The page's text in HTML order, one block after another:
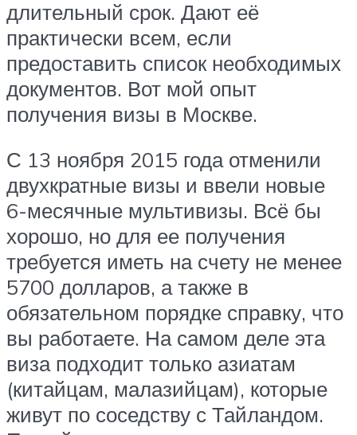
длительный срок. Дают её
практически всем, если
предоставить список необходимых
документов. Вот мой опыт
получения визы в Москве.
С 13 ноября 2015 года отменили
двухкратные визы и ввели новые
6-месячные мультивизы. Всё бы
хорошо, но для ее получения
требуется иметь на счету не менее
5700 долларов, а также в
обязательном порядке справку, что
вы работаете. На самом деле эта
виза подходит только азиатам
(китайцам, малазийцам), которые
живут по соседству с Тайландом.